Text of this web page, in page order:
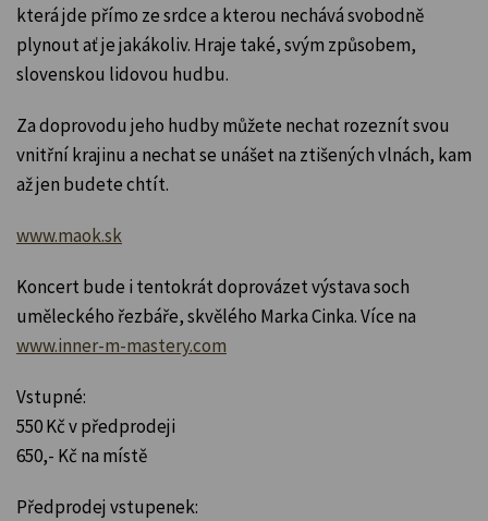
která jde přímo ze srdce a kterou nechává svobodně
plynout ať je jakákoliv. Hraje také, svým způsobem,
slovenskou lidovou hudbu.
Za doprovodu jeho hudby můžete nechat rozeznít svou
vnitřní krajinu a nechat se unášet na ztišených vlnách, kam
až jen budete chtít.
www.maok.sk
Koncert bude i tentokrát doprovázet výstava soch
uměleckého řezbáře, skvělého Marka Cinka. Více na
www.inner-m-mastery.com
Vstupné:
550 Kč v předprodeji
650,- Kč na místě
Předprodej vstupenek: